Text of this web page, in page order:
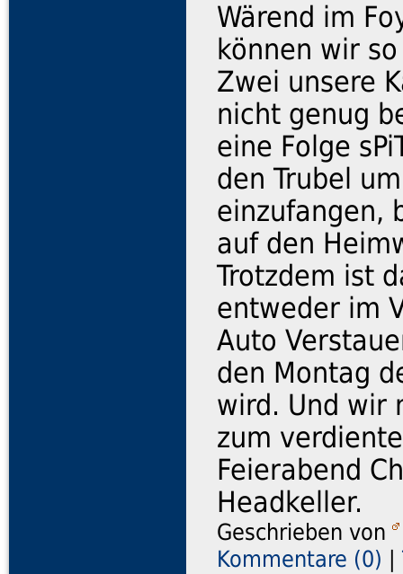
Wärend im
können wir
Zwei unsere
nicht genug
eine Folge
den Trubel
einzufangen,
auf den
Trotzdem ist
entweder im
Auto
den Montag
wird. Und wir
zum
Feierabend
Headkeller.
Geschrieben von
Kommentare (0) |